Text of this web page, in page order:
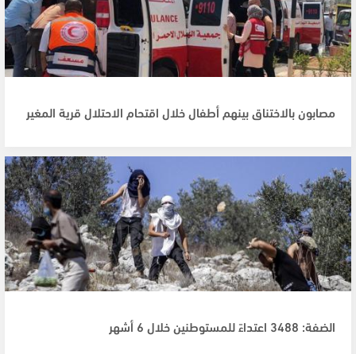
مصابون بالاختناق بينهم أطفال خلال اقتحام الاحتلال قرية المغير
الضفة: 3488 اعتداءً للمستوطنين خلال 6 أشهر